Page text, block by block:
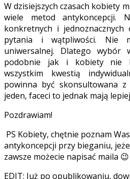
W dzisiejszych czasach kobiety
wiele metod antykoncepcji.
konkretnych i jednoznacznych
pytania i wątpliwości. Nie
uniwersalnej. Dlatego wybór
podobnie jak i kobiety nie
wszystkim kwestią
powinna być skonsultowana
jeden, faceci to jednak mają
Pozdrawiam!
PS Kobiety, chętnie poznam
antykoncepcji przy bieganiu,
zawsze możecie napisać maila 😉
EDIT: Już po opublikowaniu,